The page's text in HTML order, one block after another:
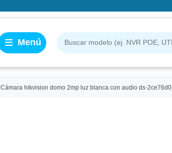
Cámara hikvision domo 2mp luz blanca con audio ds-2ce76d0t-lpfs